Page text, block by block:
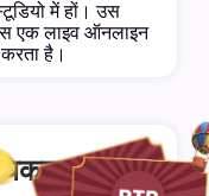
में हों। उस
एक लाइव ऑनलाइन
है।
जीत